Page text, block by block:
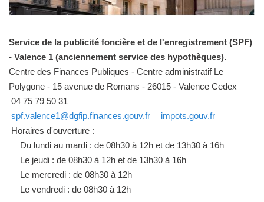
Service de la publicité foncière et de l'enregistrement (SPF)
- Valence 1 (anciennement service des hypothèques).
Centre des Finances Publiques - Centre administratif Le
Polygone - 15 avenue de Romans - 26015 - Valence Cedex
04 75 79 50 31
spf.valence1@dgfip.finances.gouv.fr
impots.gouv.fr
Horaires d'ouverture :
Du lundi au mardi : de 08h30 à 12h et de 13h30 à 16h
Le jeudi : de 08h30 à 12h et de 13h30 à 16h
Le mercredi : de 08h30 à 12h
Le vendredi : de 08h30 à 12h